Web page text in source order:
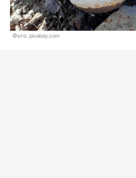
Фото: pixabay.com